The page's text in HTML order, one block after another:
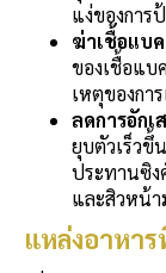
แง่ของการ
ฆ่าเชื้อแบ
ของเชื้อแบ
เหตุของกา
ลดการอักเ
ยุบตัวเร็วขึ้
ประทานซิง
และสิวหน้า
แหล่งอาหา